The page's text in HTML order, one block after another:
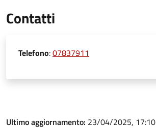
Contatti
Telefono:07837911
Ultimo aggiornamento: 23/04/2025, 17:10